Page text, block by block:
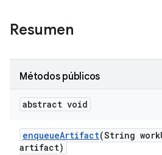
Resumen
Métodos públicos
abstract void
enqueueArtifact(String work
artifact)